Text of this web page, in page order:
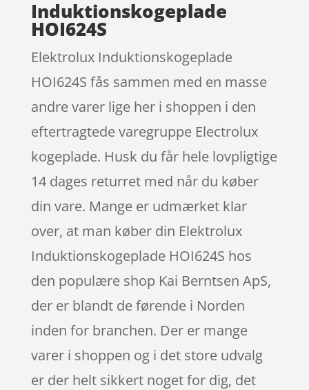
Induktionskogeplade
HOI624S
Elektrolux Induktionskogeplade
HOI624S fås sammen med en masse
andre varer lige her i shoppen i den
eftertragtede varegruppe Electrolux
kogeplade. Husk du får hele lovpligtige
14 dages returret med når du køber
din vare. Mange er udmærket klar
over, at man køber din Elektrolux
Induktionskogeplade HOI624S hos
den populære shop Kai Berntsen ApS,
der er blandt de førende i Norden
inden for branchen. Der er mange
varer i shoppen og i det store udvalg
er der helt sikkert noget for dig, det